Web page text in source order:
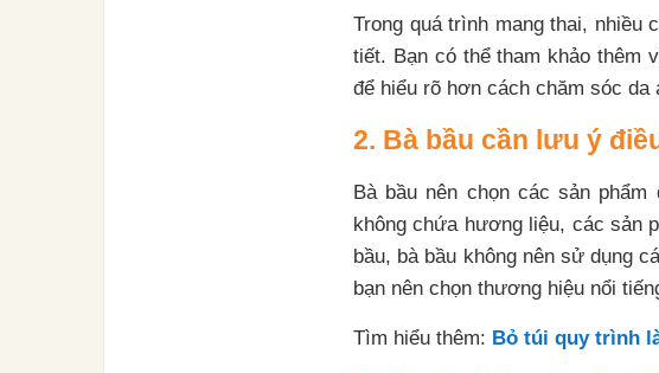
Trong quá trình mang thai, nhiều
tiết. Bạn có thể tham khảo thêm
để hiểu rõ hơn cách chăm sóc da
2. Bà bầu cần lưu ý
Bà bầu nên chọn các sản
không chứa hương liệu, các sản
bầu, bà bầu không nên sử dụng
bạn nên chọn thương hiệu nổi
Tìm hiểu thêm: Bỏ túi quy trình